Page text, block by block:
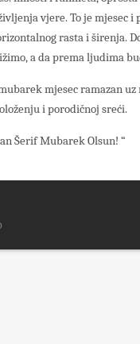
vjere. To je mjesec
rasta i širenja.
a da prema ljudima
mjesec ramazan uz
i porodičnoj sreći.
Šerif Mubarek Olsun! “